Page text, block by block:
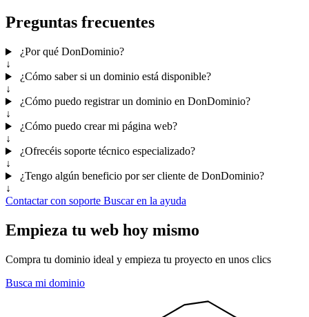
Preguntas frecuentes
¿Por qué DonDominio?
↓
¿Cómo saber si un dominio está disponible?
↓
¿Cómo puedo registrar un dominio en DonDominio?
↓
¿Cómo puedo crear mi página web?
↓
¿Ofrecéis soporte técnico especializado?
↓
¿Tengo algún beneficio por ser cliente de DonDominio?
↓
Contactar con soporte Buscar en la ayuda
Empieza tu web hoy mismo
Compra tu dominio ideal y empieza tu proyecto en unos clics
Busca mi dominio